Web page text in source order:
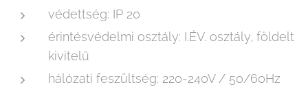
védettség: IP 20
érintésvédelmi osztály: I.ÉV. osztály, földelt
kivitelű
hálózati feszültség: 220-240V / 50/60Hz